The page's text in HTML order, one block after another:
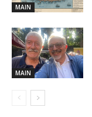
MAIN
MAIN